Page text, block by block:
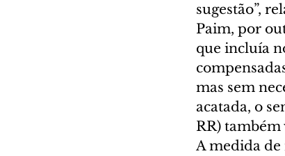
sugestão”,
Paim, por
que incluía
mas sem
acatada, o
RR)
A medida de